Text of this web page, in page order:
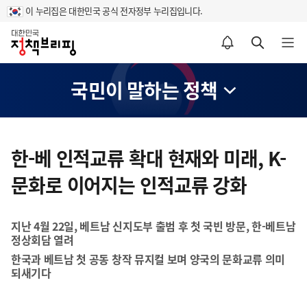
이 누리집은 대한민국 공식 전자정부 누리집입니다.
홈
알림설정 바로가기 검색 바로가기 메뉴 열기
국민이 말하는 정책
텐
츠
영
한-베 인적교류 확대 현재와 미래, K-
문화로 이어지는 인적교류 강화
지난 4월 22일, 베트남 신지도부 출범 후 첫 국빈 방문, 한-베트남
정상회담 열려
한국과 베트남 첫 공동 창작 뮤지컬 보며 양국의 문화교류 의미
되새기다